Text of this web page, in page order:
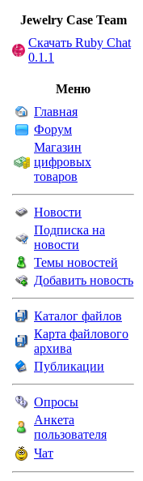
Jewelry Сase Team
Скачать Ruby Chat
0.1.1
Меню
Главная
Форум
Магазин
цифровых
товаров
Новости
Подписка на
новости
Темы новостей
Добавить новость
Каталог файлов
Карта файлового
архива
Публикации
Опросы
Анкета
пользователя
Чат